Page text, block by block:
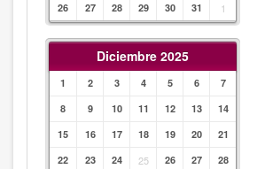
26
27 28 29 30 31 1
Diciembre 2025
1 2 3 4 5 6
7
8
9 10 11 12 13
14
15
16 17 18 19 20
21
22
23 24 25 26 27
28